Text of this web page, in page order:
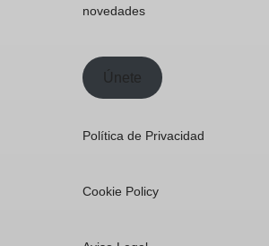
novedades
Únete
Política de Privacidad
Cookie Policy